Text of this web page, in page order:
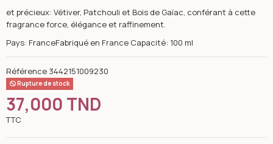
et précieux: Vétiver, Patchouli et Bois de Gaïac, conférant à cette
fragrance force, élégance et raffinement.
Pays: FranceFabriqué en France Capacité: 100 ml
Référence 3442151009230
Rupture de stock
37,000 TND
TTC